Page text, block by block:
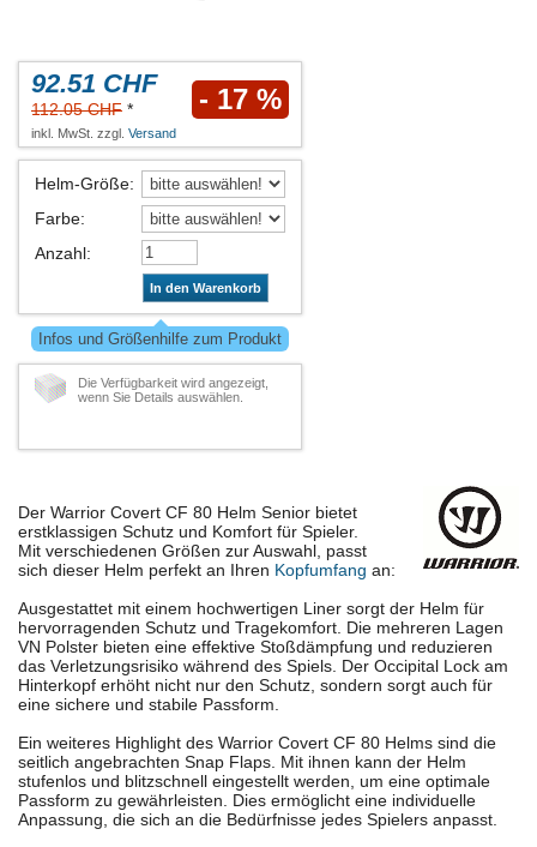
92.51 CHF
112.05 CHF * - 17 %
inkl. MwSt. zzgl. Versand
Helm-Größe:
Farbe:
Anzahl:
In den Warenkorb
Infos und Größenhilfe zum Produkt
Die Verfügbarkeit wird angezeigt,
wenn Sie Details auswählen.
Der Warrior Covert CF 80 Helm Senior bietet
erstklassigen Schutz und Komfort für Spieler.
Mit verschiedenen Größen zur Auswahl, passt
sich dieser Helm perfekt an Ihren Kopfumfang an:
Ausgestattet mit einem hochwertigen Liner sorgt der Helm für
hervorragenden Schutz und Tragekomfort. Die mehreren Lagen
VN Polster bieten eine effektive Stoßdämpfung und reduzieren
das Verletzungsrisiko während des Spiels. Der Occipital Lock am
Hinterkopf erhöht nicht nur den Schutz, sondern sorgt auch für
eine sichere und stabile Passform.
Ein weiteres Highlight des Warrior Covert CF 80 Helms sind die
seitlich angebrachten Snap Flaps. Mit ihnen kann der Helm
stufenlos und blitzschnell eingestellt werden, um eine optimale
Passform zu gewährleisten. Dies ermöglicht eine individuelle
Anpassung, die sich an die Bedürfnisse jedes Spielers anpasst.